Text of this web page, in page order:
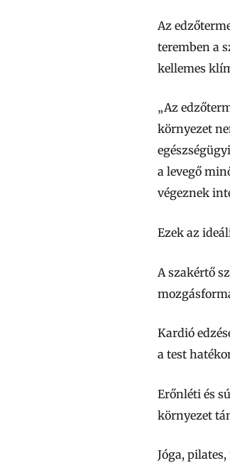
Az
teremben a
kellemes
„Az
környezet
a levegő
végeznek
Ezek az
A szakértő
Kardió
a test
Erőnléti és
környezet
Jóga,